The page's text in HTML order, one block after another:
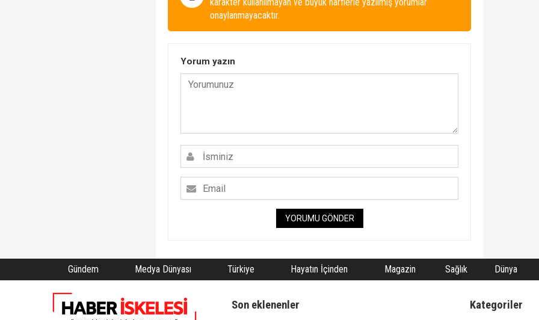
karakter kullanılmayan ve büyük harflerle yazılmış yorumlar
onaylanmayacaktır.
Yorum yazın
YORUMU GÖNDER
Gündem Medya Dünyası Türkiye Hayatın İçinden Magazin Sağlık Dünya
Son eklenenler Kategoriler